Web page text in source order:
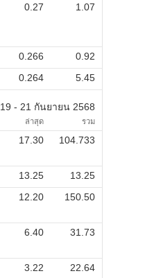
0.27 1.07
0.266
0.92
0.264 5.45
19 - 21 กันยายน 2568
ล่าสุด รวม
17.30 104.733
13.25
13.25
12.20 150.50
6.40 31.73
3.22 22.64